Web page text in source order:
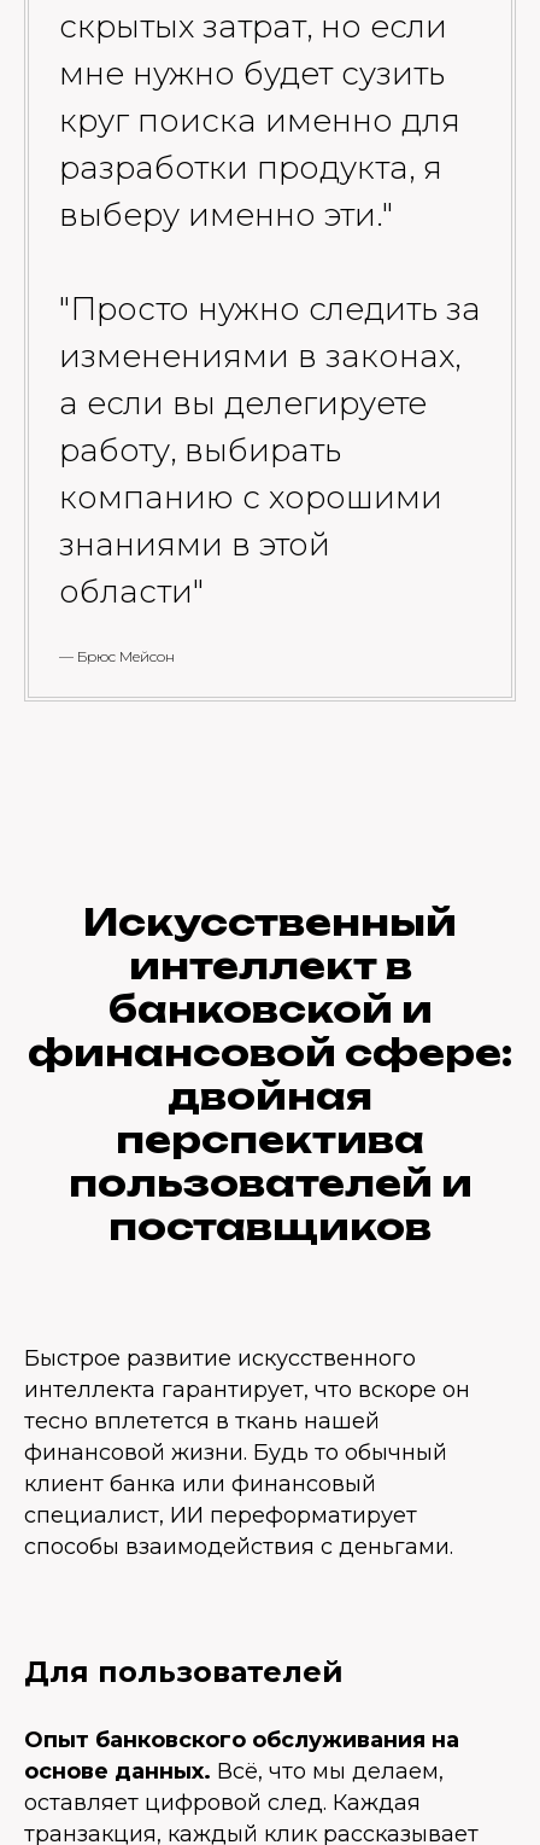
скрытых затрат, но если
мне нужно будет сузить
круг поиска именно для
разработки продукта, я
выберу именно эти."
"Просто нужно следить за
изменениями в законах,
а если вы делегируете
работу, выбирать
компанию с хорошими
знаниями в этой
области"
— Брюс Мейсон
Искусственный
интеллект в
банковской и
финансовой сфере:
двойная
перспектива
пользователей и
поставщиков
Быстрое развитие искусственного
интеллекта гарантирует, что вскоре он
тесно вплетется в ткань нашей
финансовой жизни. Будь то обычный
клиент банка или финансовый
специалист, ИИ переформатирует
способы взаимодействия с деньгами.
Для пользователей
Опыт банковского обслуживания на
основе данных. Всё, что мы делаем,
оставляет цифровой след. Каждая
транзакция, каждый клик рассказывает